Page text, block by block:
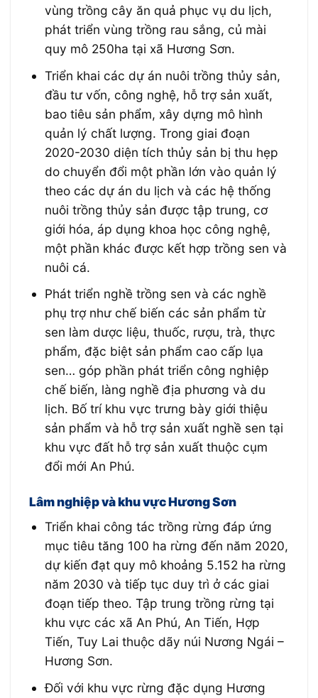
vùng trồng cây ăn quả phục vụ du lịch,
phát triển vùng trồng rau sắng, củ mài
quy mô 250ha tại xã Hương Sơn.
Triển khai các dự án nuôi trồng thủy sản,
đầu tư vốn, công nghệ, hỗ trợ sản xuất,
bao tiêu sản phẩm, xây dựng mô hình
quản lý chất lượng. Trong giai đoạn
2020-2030 diện tích thủy sản bị thu hẹp
do chuyển đổi một phần lớn vào quản lý
theo các dự án du lịch và các hệ thống
nuôi trồng thủy sản được tập trung, cơ
giới hóa, áp dụng khoa học công nghệ,
một phần khác được kết hợp trồng sen và
nuôi cá.
Phát triển nghề trồng sen và các nghề
phụ trợ như chế biến các sản phẩm từ
sen làm dược liệu, thuốc, rượu, trà, thực
phẩm, đặc biệt sản phẩm cao cấp lụa
sen… góp phần phát triển công nghiệp
chế biến, làng nghề địa phương và du
lịch. Bố trí khu vực trưng bày giới thiệu
sản phẩm và hỗ trợ sản xuất nghề sen tại
khu vực đất hỗ trợ sản xuất thuộc cụm
đổi mới An Phú.
Lâm nghiệp và khu vực Hương Sơn
Triển khai công tác trồng rừng đáp ứng
mục tiêu tăng 100 ha rừng đến năm 2020,
dự kiến đạt quy mô khoảng 5.152 ha rừng
năm 2030 và tiếp tục duy trì ở các giai
đoạn tiếp theo. Tập trung trồng rừng tại
khu vực các xã An Phú, An Tiến, Hợp
Tiến, Tuy Lai thuộc dãy núi Nương Ngái –
Hương Sơn.
Đối với khu vực rừng đặc dụng Hương